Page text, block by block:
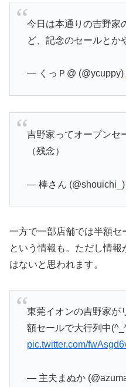
今日は本通りの吉野家
ど、記念のセールとか
— くっＰ@ (@ycuppy)
吉野家ってオープンセ
（残念）
— 棒さん (@shouichi_)
一方で一部店舗では半額セ
という情報も。ただし情
はないと思われます。
東莞イオンの吉野家が
額セールで大行列中
pic.twitter.com/
— 主夫まぬか